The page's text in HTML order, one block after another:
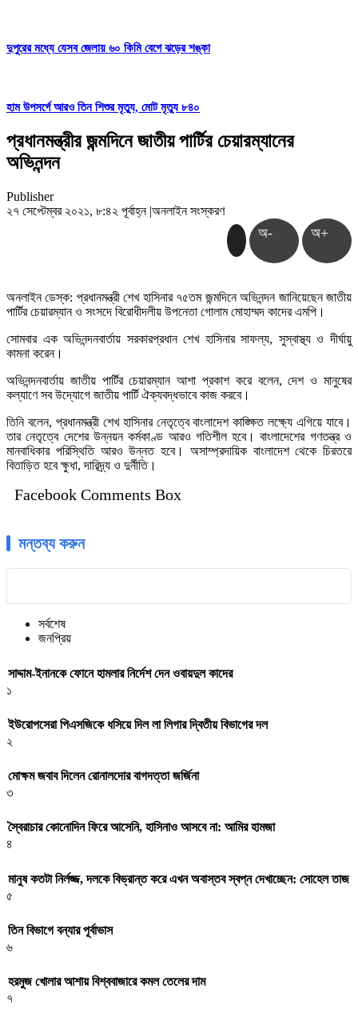
দুপুরের মধ্যে যেসব জেলায় ৬০ কিমি বেগে ঝড়ের শঙ্কা
হাম উপসর্গে আরও তিন শিশুর মৃত্যু, মোট মৃত্যু ৮৪০
প্রধানমন্ত্রীর জন্মদিনে জাতীয় পার্টির চেয়ারম্যানের
অভিনন্দন
Publisher
২৭ সেপ্টেম্বর ২০২১, ৮:৪২ পূর্বাহ্ন |অনলাইন সংস্করণ
অ- অ+
অনলাইন ডেস্ক: প্রধানমন্ত্রী শেখ হাসিনার ৭৫তম জন্মদিনে অভিনন্দন জানিয়েছেন জাতীয়
পার্টির চেয়ারম্যান ও সংসদে বিরোধীদলীয় উপনেতা গোলাম মোহাম্মদ কাদের এমপি।
সোমবার এক অভিনন্দনবার্তায় সরকারপ্রধান শেখ হাসিনার সাফল্য, সুস্বাস্থ্য ও দীর্ঘায়ু
কামনা করেন।
অভিনন্দনবার্তায় জাতীয় পার্টির চেয়ারম্যান আশা প্রকাশ করে বলেন, দেশ ও মানুষের
কল্যাণে সব উদ্যোগে জাতীয় পার্টি ঐক্যবদ্ধভাবে কাজ করবে।
তিনি বলেন, প্রধানমন্ত্রী শেখ হাসিনার নেতৃত্বে বাংলাদেশ কাঙ্ক্ষিত লক্ষ্যে এগিয়ে যাবে।
তার নেতৃত্বে দেশের উন্নয়ন কর্মকাণ্ড আরও গতিশীল হবে। বাংলাদেশের গণতন্ত্র ও
মানবাধিকার পরিস্থিতি আরও উন্নত হবে। অসাম্প্রদায়িক বাংলাদেশ থেকে চিরতরে
বিতাড়িত হবে ক্ষুধা, দারিদ্র্য ও দুর্নীতি।
Facebook Comments Box
মন্তব্য করুন
সর্বশেষ
জনপ্রিয়
সাদ্দাম-ইনানকে ফোনে হামলার নির্দেশ দেন ওবায়দুল কাদের
১
ইউরোপসেরা পিএসজিকে ধসিয়ে দিল লা লিগার দ্বিতীয় বিভাগের দল
২
মোক্ষম জবাব দিলেন রোনালদোর বাগদত্তা জর্জিনা
৩
স্বৈরাচার কোনোদিন ফিরে আসেনি, হাসিনাও আসবে না: আমির হামজা
৪
মানুষ কতটা নির্লজ্জ, দলকে বিভ্রান্ত করে এখন অবাস্তব স্বপ্ন দেখাচ্ছেন: সোহেল তাজ
৫
তিন বিভাগে বন্যার পূর্বাভাস
৬
হরমুজ খোলার আশায় বিশ্ববাজারে কমল তেলের দাম
৭